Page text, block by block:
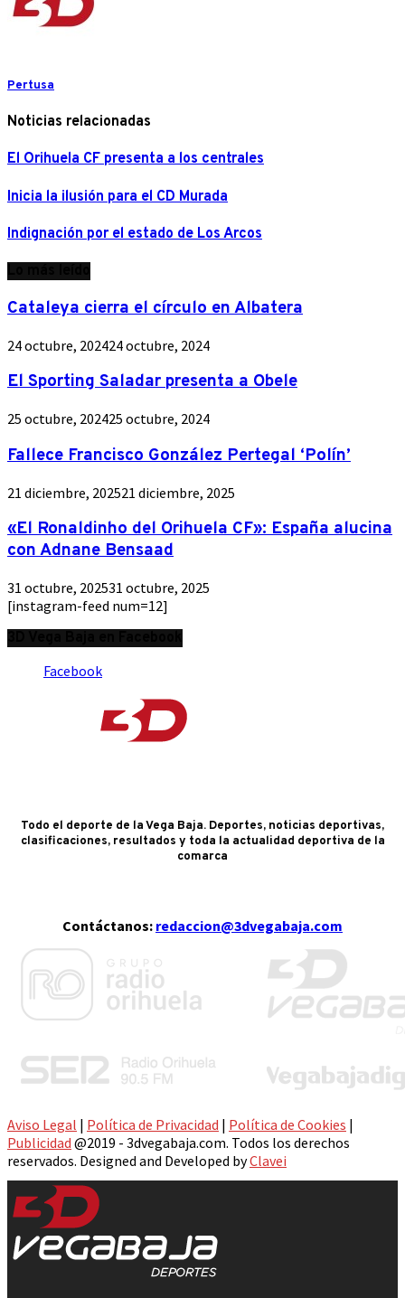
Pertusa
Noticias relacionadas
El Orihuela CF presenta a los centrales
Inicia la ilusión para el CD Murada
Indignación por el estado de Los Arcos
Cataleya cierra el círculo en Albatera
24 octubre, 202424 octubre, 2024
El Sporting Saladar presenta a Obele
25 octubre, 202425 octubre, 2024
Fallece Francisco González Pertegal ‘Polín’
21 diciembre, 202521 diciembre, 2025
«El Ronaldinho del Orihuela CF»: España alucina
con Adnane Bensaad
31 octubre, 202531 octubre, 2025
[instagram-feed num=12]
Facebook
Todo el deporte de la Vega Baja. Deportes, noticias deportivas,
clasificaciones, resultados y toda la actualidad deportiva de la
comarca
Contáctanos: redaccion@3dvegabaja.com
Aviso Legal | Política de Privacidad | Política de Cookies |
Publicidad @2019 - 3dvegabaja.com. Todos los derechos
reservados. Designed and Developed byClavei